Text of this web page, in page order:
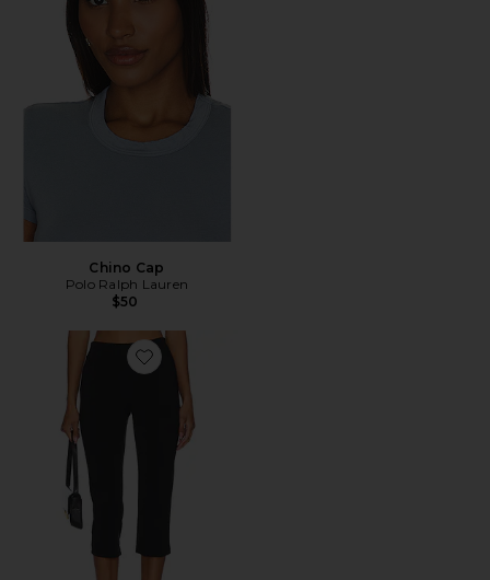
Chino Cap
Polo Ralph Lauren
$50
Favorite x REVOLVE Capri Pants